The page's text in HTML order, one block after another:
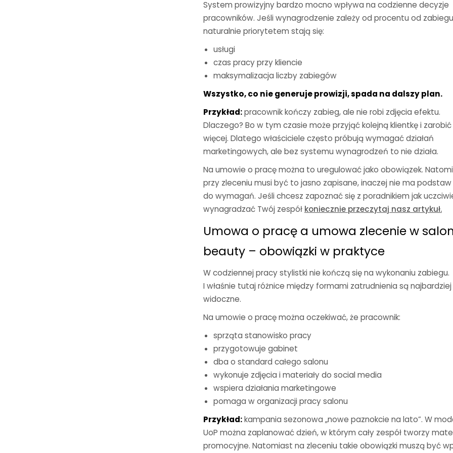
System prowizyjny bardzo mocno wpływa na codzienne decyzje
pracowników. Jeśli wynagrodzenie zależy od procentu od
naturalnie priorytetem stają się:
usługi
czas pracy przy kliencie
maksymalizacja liczby zabiegów
Wszystko, co nie generuje prowizji, spada na dalszy plan.
Przykład:pracownik kończy zabieg, ale nie robi zdjęcia efektu.
Dlaczego? Bo w tym czasie może przyjąć kolejną klientkę i zarobić
więcej. Dlatego właściciele często próbują wymagać działań
marketingowych, ale bez systemu wynagrodzeń to nie działa.
Na umowie o pracę można to uregulować jako obowiązek.
przy zleceniu musi być to jasno zapisane, inaczej nie ma podstaw
do wymagań. Jeśli chcesz zapoznać się z poradnikiem jak
wynagradzać Twój zespół koniecznie przeczytaj nasz artykuł.
Umowa o pracę a umowa zlecenie w
beauty – obowiązki w praktyce
W codziennej pracy stylistki nie kończą się na wykonaniu zabiegu.
I właśnie tutaj różnice między formami zatrudnienia są najbardziej
widoczne.
Na umowie o pracę można oczekiwać, że pracownik:
sprząta stanowisko pracy
przygotowuje gabinet
dba o standard całego salonu
wykonuje zdjęcia i materiały do social media
wspiera działania marketingowe
pomaga w organizacji pracy salonu
Przykład:kampania sezonowa „nowe paznokcie na lato”. W
UoP można zaplanować dzień, w którym cały zespół tworzy
promocyjne. Natomiast na zleceniu takie obowiązki muszą być